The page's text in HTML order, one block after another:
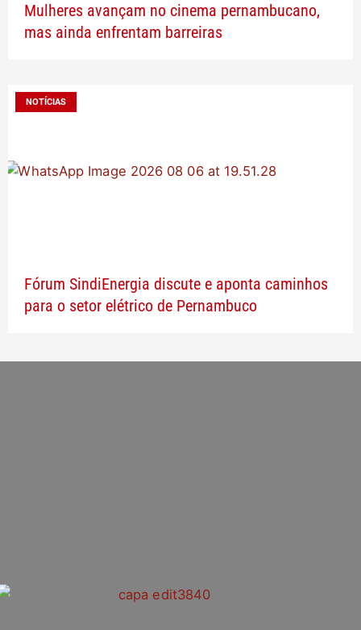
Mulheres avançam no cinema pernambucano,
mas ainda enfrentam barreiras
NOTÍCIAS
Fórum SindiEnergia discute e aponta caminhos
para o setor elétrico de Pernambuco